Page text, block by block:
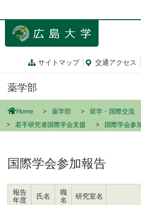
ン
サイトマップ 交通アクセス
薬学部
Home 薬学部
留学・国際交流
若手研究者国際学会支援
国際学会参
国際学会参加報告
報告
年度
氏名
職
名
研究室名